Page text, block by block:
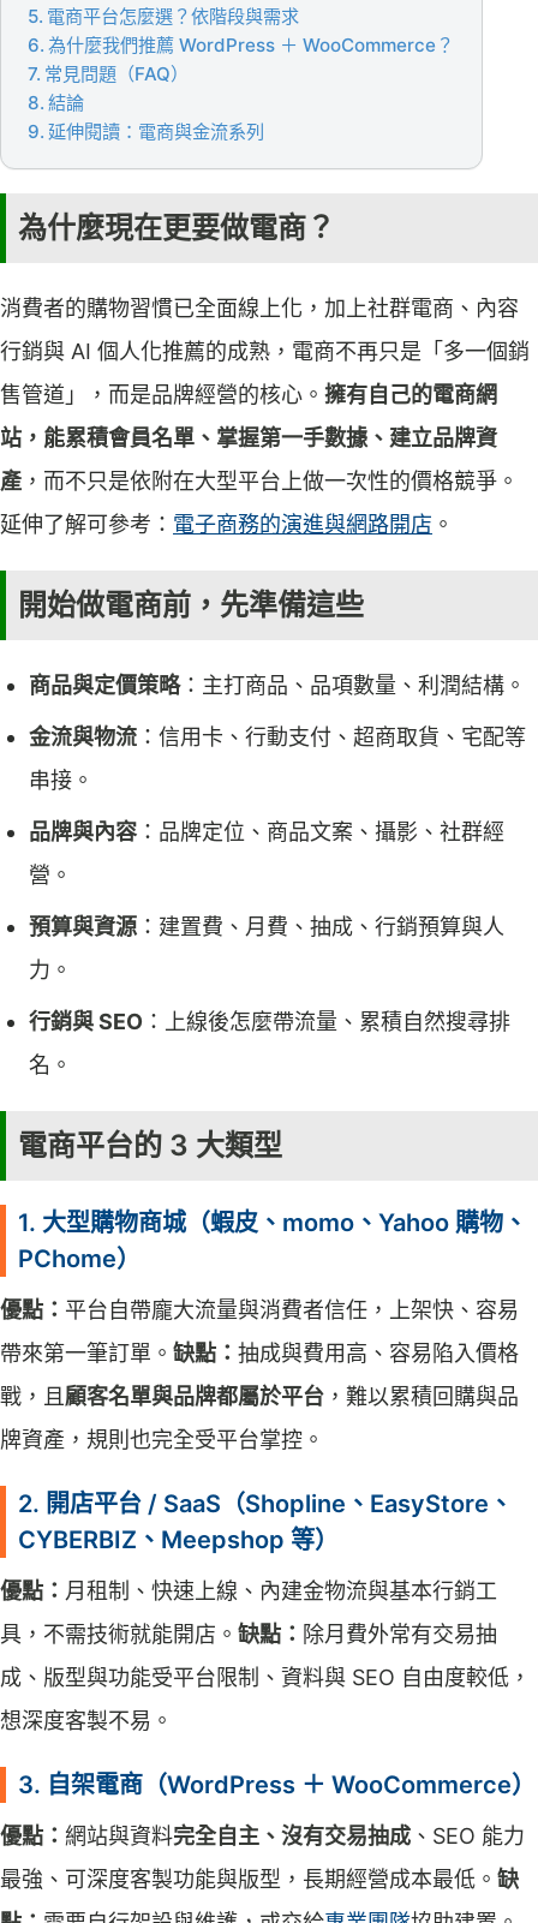
電商平台怎麼選？依階段與需求
為什麼我們推薦 WordPress ＋ WooCommerce？
常見問題（FAQ）
結論
延伸閱讀：電商與金流系列
為什麼現在更要做電商？
消費者的購物習慣已全面線上化，加上社群電商、內容
行銷與 AI 個人化推薦的成熟，電商不再只是「多一個銷
售管道」，而是品牌經營的核心。 擁有自己的電商網
站，能累積會員名單、掌握第一手數據、建立品牌資
產 ，而不只是依附在大型平台上做一次性的價格競爭。
延伸了解可參考： 電子商務的演進與網路開店 。
開始做電商前，先準備這些
商品與定價策略：主打商品、品項數量、利潤結構。
金流與物流 ：信用卡、行動支付、超商取貨、宅配等
串接。
品牌與內容 ：品牌定位、商品文案、攝影、社群經
營。
預算與資源 ：建置費、月費、抽成、行銷預算與人
力。
行銷與 SEO ：上線後怎麼帶流量、累積自然搜尋排
名。
電商平台的 3 大類型
1. 大型購物商城（蝦皮、momo、Yahoo 購物、
PChome）
優點： 平台自帶龐大流量與消費者信任，上架快、容易
帶來第一筆訂單。 缺點： 抽成與費用高、容易陷入價格
戰，且顧客名單與品牌都屬於平台 ，難以累積回購與品
牌資產，規則也完全受平台掌控。
2. 開店平台 / SaaS（Shopline、EasyStore、
CYBERBIZ、Meepshop 等）
優點： 月租制、快速上線、內建金物流與基本行銷工
具，不需技術就能開店。 缺點： 除月費外常有交易抽
成、版型與功能受平台限制、資料與 SEO 自由度較低，
想深度客製不易。
3. 自架電商（WordPress ＋ WooCommerce）
優點： 網站與資料完全自主、沒有交易抽成 、SEO 能力
最強、可深度客製功能與版型，長期經營成本最低。 缺